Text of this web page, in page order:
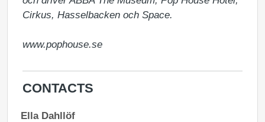
Cirkus, Hasselbacken och Space.
www.pophouse.se
CONTACTS
Ella Dahllöf